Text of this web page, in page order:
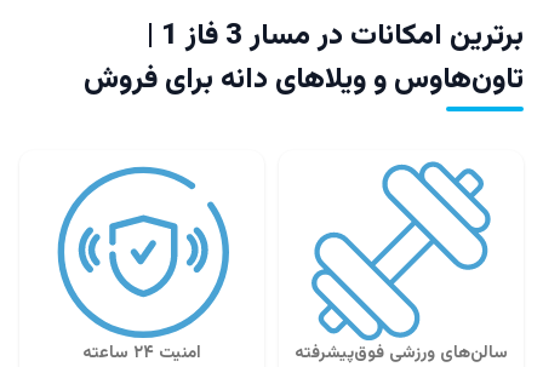
برترین امکانات در مسار 3 فاز 1 |
تاون‌هاوس و ویلاهای دانه برای فروش
سالن‌های ورزشی فوق‌پیشرفته امنیت ۲۴ ساعته